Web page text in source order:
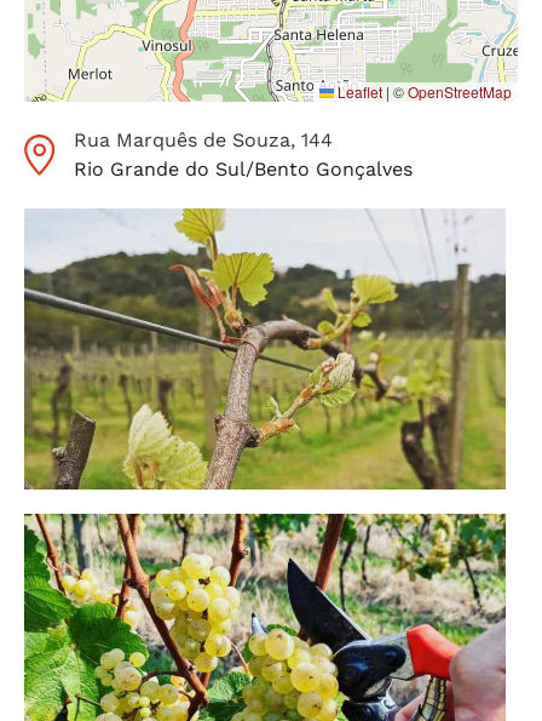
Leaflet | ©OpenStreetMap
Rua Marquês de Souza, 144
Rio Grande do Sul/Bento Gonçalves